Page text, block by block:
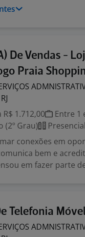
De Vendas -
Praia
R$ 1.712,00
Entre 1
(2º Grau)
Presencial
conexões em
bem e
em fazer parte
Telefonia